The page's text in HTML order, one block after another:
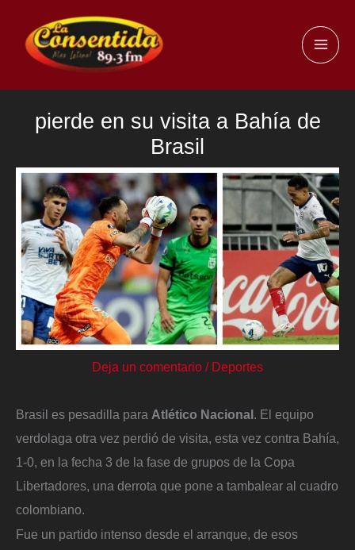
contenido
pierde en su visita a Bahía de
Brasil
Deja un comentario / Deportes
Brasil es pesadilla para Atlético Nacional. El equipo
verdolaga otra vez perdió de visita, esta vez contra Bahía,
1-0, en la fecha 3 de la fase de grupos de la Copa
Libertadores, una derrota que pone a tambalear al cuadro
colombiano.
Fue un partido intenso desde el arranque, de esos